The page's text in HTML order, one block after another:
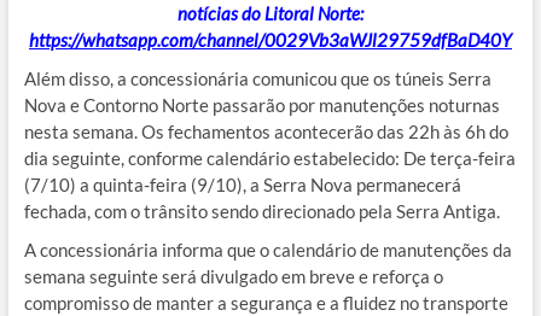
notícias do Litoral Norte:
https://whatsapp.com/channel/0029Vb3aWJl29759dfBaD40Y
Além disso, a concessionária comunicou que os túneis Serra
Nova e Contorno Norte passarão por manutenções noturnas
nesta semana. Os fechamentos acontecerão das 22h às 6h do
dia seguinte, conforme calendário estabelecido: De terça-feira
(7/10) a quinta-feira (9/10), a Serra Nova permanecerá
fechada, com o trânsito sendo direcionado pela Serra Antiga.
A concessionária informa que o calendário de manutenções da
semana seguinte será divulgado em breve e reforça o
compromisso de manter a segurança e a fluidez no transporte